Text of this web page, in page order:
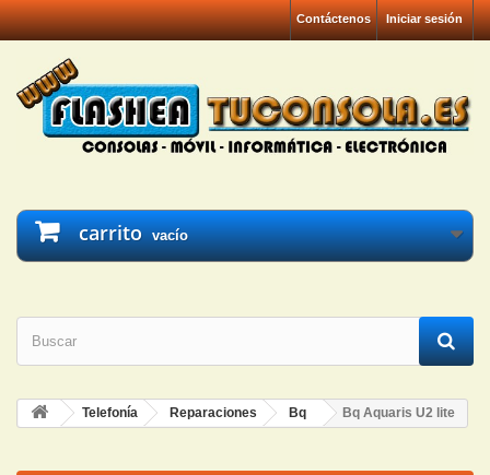
Iniciar sesión
Contáctenos
carrito vacío
Telefonía Reparaciones Bq Bq Aquaris U2 lite